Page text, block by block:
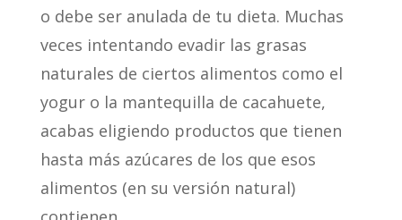
o debe ser anulada de tu dieta. Muchas
veces intentando evadir las grasas
naturales de ciertos alimentos como el
yogur o la mantequilla de cacahuete,
acabas eligiendo productos que tienen
hasta más azúcares de los que esos
alimentos (en su versión natural)